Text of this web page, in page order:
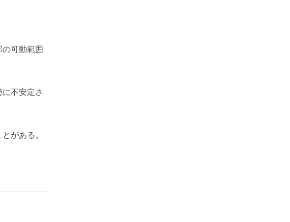
可動範囲
不安定さ
がある。